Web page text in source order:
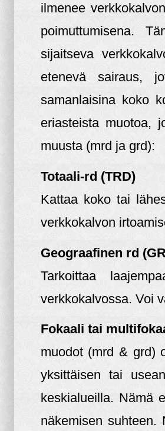
ilmenee
poimuttumisena.
sijaitseva
etenevä sairaus,
samanlaisina koko
eriasteista muotoa,
muusta (mrd ja grd):
Totaali-rd (TRD)
Kattaa koko tai
verkkokalvon
Geograafinen rd
Tarkoittaa
verkkokalvossa. Voi
Fokaali tai
muodot (mrd & grd)
yksittäisen tai
keskialueilla. Nämä
näkemisen suhteen.